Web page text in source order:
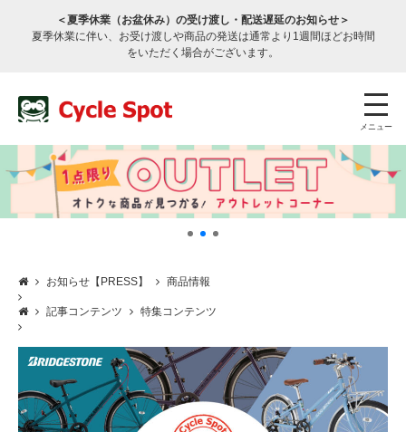
＜夏季休業（お盆休み）の受け渡し・配送遅延のお知らせ＞
夏季休業に伴い、お受け渡しや商品の発送は通常より1週間ほどお時間
をいただく場合がございます。
メニュー
店舗検索 公式通販
サービスのご案内
サービス全般
お知らせ【PRESS】 商品情報
記事コンテンツ 特集コンテンツ